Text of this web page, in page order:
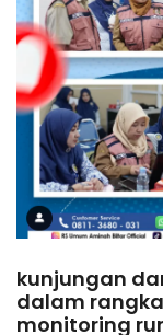
kunjungan
dalam
monitoring